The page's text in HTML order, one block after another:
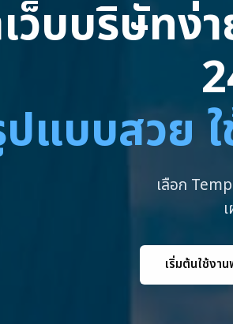
ว็บบริษัทง่
แบบสวย
เลือก
เริ่มต้นใช้งา